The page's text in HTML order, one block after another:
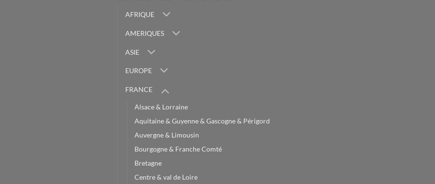
AFRIQUE
AMERIQUES
ASIE
EUROPE
FRANCE
Alsace & Lorraine
Aquitaine & Guyenne & Gascogne & Périgord
Auvergne & Limousin
Bourgogne & Franche Comté
Bretagne
Centre & val de Loire